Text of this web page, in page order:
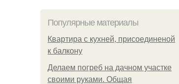
Популярные материалы
Квартира с кухней, присоединеной
к балкону
Делаем погреб на дачном участке
своими руками. Общая